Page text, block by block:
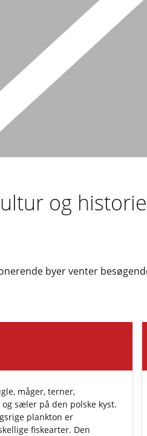
og
byer venter
måger, terner,
sæler på den polske kyst.
plankton er
fiskearter. Den